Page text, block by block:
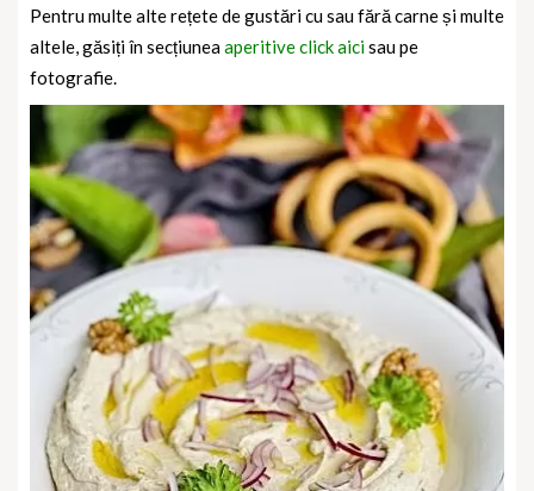
Pentru multe alte rețete de gustări cu sau fără carne și multe
altele, găsiți în secțiuneaaperitive click aicisau pe
fotografie.